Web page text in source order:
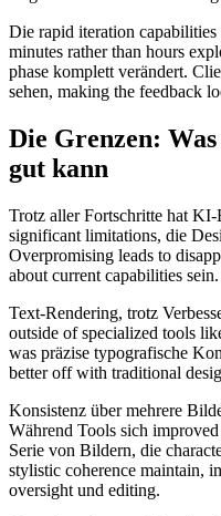
Die rapid iteration
minutes rather than hours
phase komplett verändert.
sehen, making the feedback
Die Grenzen:
gut kann
Trotz aller Fortschritte hat
significant limitations, die
Overpromising leads to
about current capabilities sein.
Text-Rendering, trotz
outside of specialized tools
was präzise typografische
better off with traditional
Konsistenz über mehrere
Während Tools sich
Serie von Bildern, die
stylistic coherence maintain,
oversight und editing.